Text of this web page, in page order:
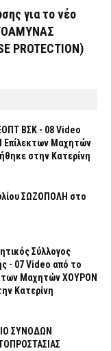
για το νέο
PROTECTION)
ΒΣΚ - 08 Video
Επίλεκτων Μαχητών
στην Κατερίνη
ΣΩΖΟΠΟΛΗ στο
Σύλλογος
- 07 Video από το
Μαχητών ΧΟΥΡΟΝ
Κατερίνη
ΣΥΝΟΔΩΝ